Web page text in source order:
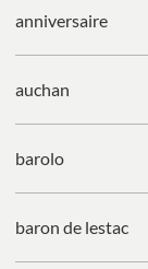
anniversaire
auchan
barolo
baron de lestac